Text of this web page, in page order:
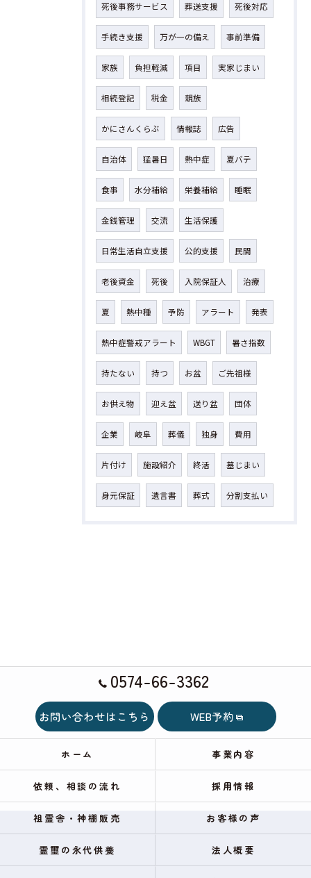
死後事務サービス 葬送支援 死後対応
手続き支援 万が一の備え 事前準備
家族 負担軽減 項目 実家じまい
相続登記 税金 親族
かにさんくらぶ 情報誌 広告
自治体 猛暑日 熱中症 夏バテ
食事 水分補給 栄養補給 睡眠
金銭管理 交流 生活保護
日常生活自立支援 公的支援 民間
老後資金 死後 入院保証人 治療
夏 熱中種 予防 アラート 発表
熱中症警戒アラート WBGT 暑さ指数
持たない 持つ お盆 ご先祖様
お供え物 迎え盆 送り盆 団体
企業 岐阜 葬儀 独身 費用
片付け 施設紹介 終活 墓じまい
身元保証 遺言書 葬式 分割支払い
0574-66-3362
お問い合わせはこちら WEB予約
ホーム 事業内容
依頼、相談の流れ 採用情報
祖霊舎・神棚販売 お客様の声
霊璽の永代供養 法人概要